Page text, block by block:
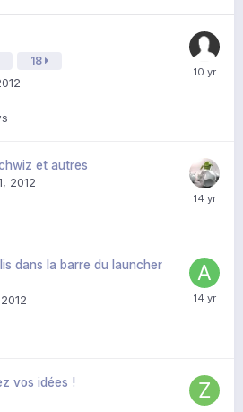
18
et autres
2012
dans la barre du launcher
vos idées !